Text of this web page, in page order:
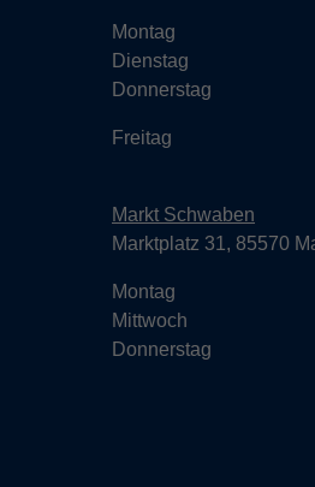
Montag
Dienstag
Donnerstag
Freitag
Markt Schwaben
Marktplatz 31, 85570
Montag
Mittwoch
Donnerstag